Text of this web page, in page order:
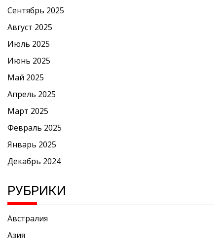
Сентябрь 2025
Август 2025
Июль 2025
Июнь 2025
Май 2025
Апрель 2025
Март 2025
Февраль 2025
Январь 2025
Декабрь 2024
РУБРИКИ
Австралия
Азия